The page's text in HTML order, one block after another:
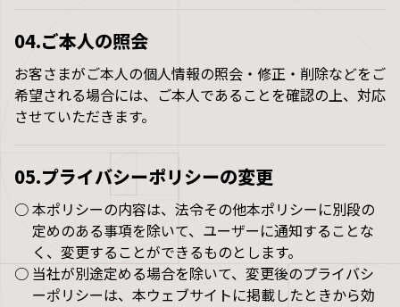
04.ご本人の照会
お客さまがご本人の個人情報の照会・修正・削除などをご
希望される場合には、ご本人であることを確認の上、対応
させていただきます。
05.プライバシーポリシーの変更
○本ポリシーの内容は、法令その他本ポリシーに別段の
定めのある事項を除いて、ユーザーに通知することな
く、変更することができるものとします。
○ 当社が別途定める場合を除いて、変更後のプライバシ
ーポリシーは、本ウェブサイトに掲載したときから効